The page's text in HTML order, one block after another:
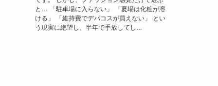
と… 「駐車場に入らない」 「夏場は化粧が溶
ける」 「維持費でデパコスが買えない」 とい
う現実に絶望し、半年で手放してし...